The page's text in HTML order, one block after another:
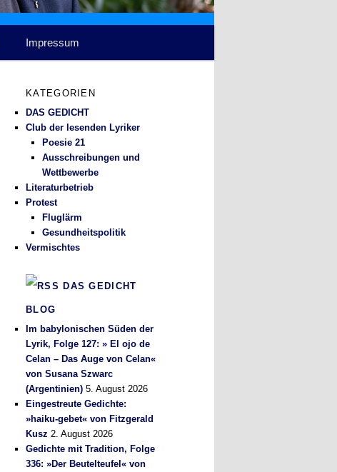
Impressum
KATEGORIEN
DAS GEDICHT
Club der lesenden Lyriker
Poesie 21
Ausschreibungen und
Wettbewerbe
Literaturbetrieb
Protest
Fluglärm
Gesundheitspolitik
Vermischtes
DAS GEDICHT
BLOG
Im babylonischen Süden der
Lyrik, Folge 127: » El ojo de
Celan – Das Auge von Celan«
von Susana Szwarc
(Argentinien) 5. August 2026
Eingestreute Gedichte:
»haiku-gebet« von Fitzgerald
Kusz 2. August 2026
Gedichte mit Tradition, Folge
336: »Der Beutelteufel« von